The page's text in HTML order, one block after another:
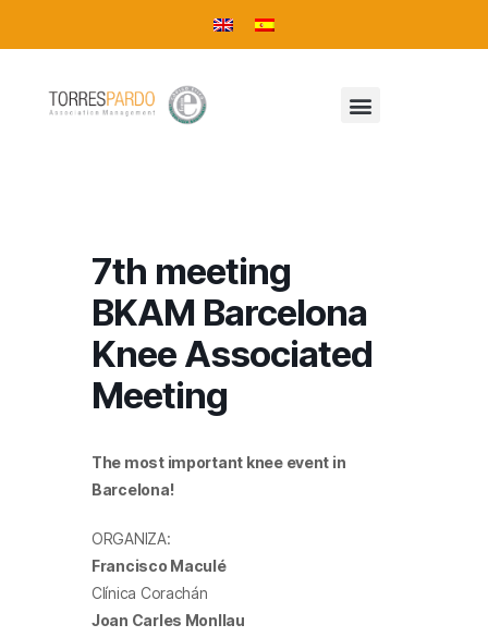
7th meeting
BKAM Barcelona
Knee Associated
Meeting
The most important knee event in
Barcelona!
ORGANIZA:
Francisco Maculé
Clínica Corachán
Joan Carles Monllau